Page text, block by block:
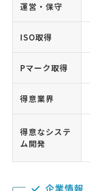
運営・保守
ISO取得
Pマーク取得
得意業界
得意なシステ
ム開発
企業情報